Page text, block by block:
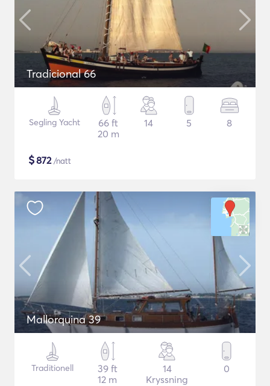
Tradicional 66
Segling Yacht
66 ft
20 m
14 5 8
$872/natt
Mallorquina 39
Traditionell
39 ft
12 m
14
Kryssning
0